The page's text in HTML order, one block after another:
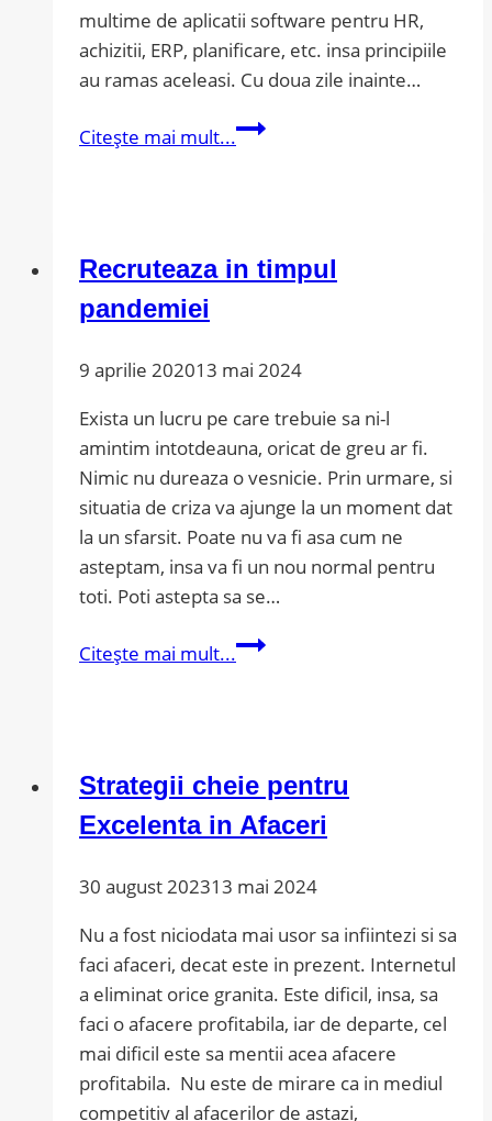
multime de aplicatii software pentru HR,
achizitii, ERP, planificare, etc. insa principiile
au ramas aceleasi. Cu doua zile inainte…
Citește mai mult...Fluxul
nesperat
Recruteaza in timpul
pandemiei
9 aprilie 202013 mai 2024
Exista un lucru pe care trebuie sa ni-l
amintim intotdeauna, oricat de greu ar fi.
Nimic nu dureaza o vesnicie. Prin urmare, si
situatia de criza va ajunge la un moment dat
la un sfarsit. Poate nu va fi asa cum ne
asteptam, insa va fi un nou normal pentru
toti. Poti astepta sa se…
Citește mai mult...Recruteaza
Strategii cheie pentru
Excelenta in Afaceri
30 august 202313 mai 2024
Nu a fost niciodata mai usor sa infiintezi si sa
faci afaceri, decat este in prezent. Internetul
a eliminat orice granita. Este dificil, insa, sa
faci o afacere profitabila, iar de departe, cel
mai dificil este sa mentii acea afacere
profitabila. Nu este de mirare ca in mediul
competitiv al afacerilor de astazi,